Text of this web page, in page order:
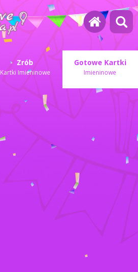
Zrób
Kartki Imieninowe
Gotowe Kartki
Imieninowe